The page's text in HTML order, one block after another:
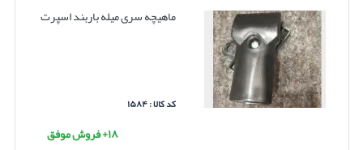
ماهیچه سری میله باربند اسپرت
کد کالا : ۱۵۸۴
۱۸+ فروش موفق